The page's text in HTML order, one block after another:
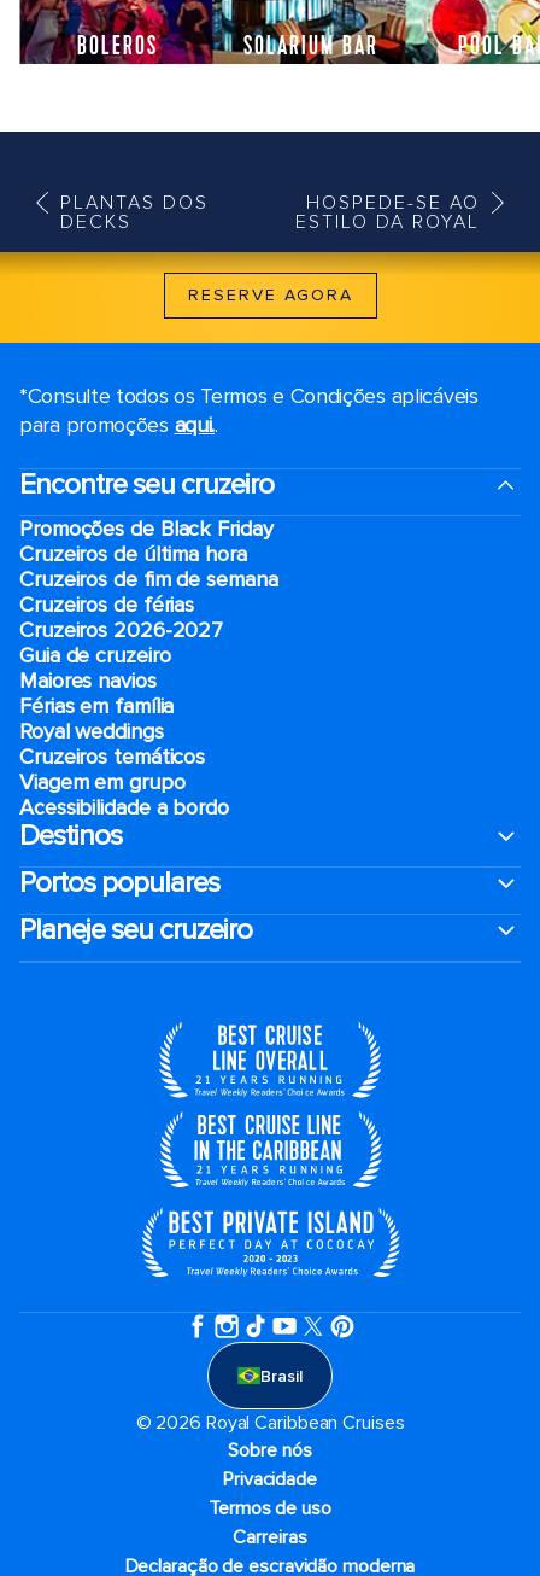
BOLEROS SOLARIUM BAR POOL
PLANTAS DOS
DECKS
HOSPEDE-SE AO
ESTILO DA ROYAL
RESERVE AGORA
*Consulte todos os Termos e Condições aplicáveis ​​
para promoções aqui..
Encontre seu cruzeiro
Promoções de Black Friday
Cruzeiros de última hora
Cruzeiros de fim de semana
Cruzeiros de férias
Cruzeiros 2026-2027
Guia de cruzeiro
Maiores navios
Férias em família
Royal weddings
Cruzeiros temáticos
Viagem em grupo
Acessibilidade a bordo
Destinos
Portos populares
Planeje seu cruzeiro
Brasil
© 2026 Royal Caribbean Cruises
Sobre nós
Privacidade
Termos de uso
Carreiras
Declaração de escravidão moderna